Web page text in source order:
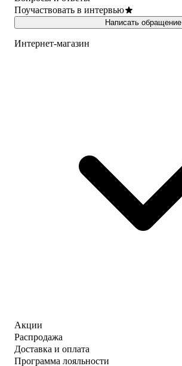
Поучаствовать в интервью
Написать обращение
Интернет-магазин
Акции
Распродажа
Доставка и оплата
Программа лояльности